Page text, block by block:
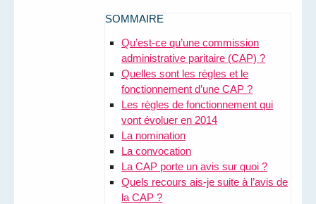
SOMMAIRE
Qu’est-ce qu’une commission
administrative paritaire (CAP) ?
Quelles sont les règles et le
fonctionnement d’une CAP ?
Les règles de fonctionnement qui
vont évoluer en 2014
La nomination
La convocation
La CAP porte un avis sur quoi ?
Quels recours ais-je suite à l’avis de
la CAP ?